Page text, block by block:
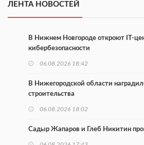
ЛЕНТА НОВОСТЕЙ
В Нижнем Новгороде откроют IT-
кибербезопасности
06.08.2026 18:42
В Нижегородской области
строительства
06.08.2026 18:02
Садыр Жапаров и Глеб Никитин